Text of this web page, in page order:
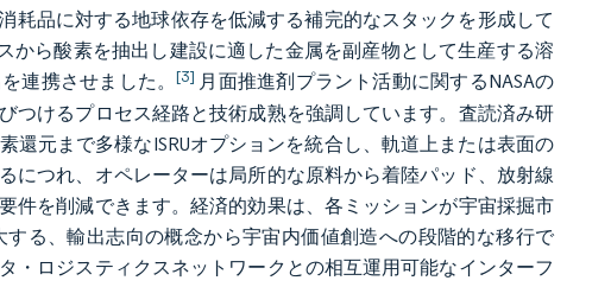
耗品に対する地球依存を低減する補完的なスタックを形成して
から酸素を抽出し建設に適した金属を副産物として生産する溶
連携させました。[3] 月面推進剤プラント活動に関するNASAの
つけるプロセス経路と技術成熟を強調しています。査読済み研
元まで多様なISRUオプションを統合し、軌道上または表面の
につれ、オペレーターは局所的な原料から着陸パッド、放射線
件を削減できます。経済的効果は、各ミッションが宇宙採掘市
る、輸出志向の概念から宇宙内価値創造への段階的な移行で
・ロジスティクスネットワークとの相互運用可能なインターフ